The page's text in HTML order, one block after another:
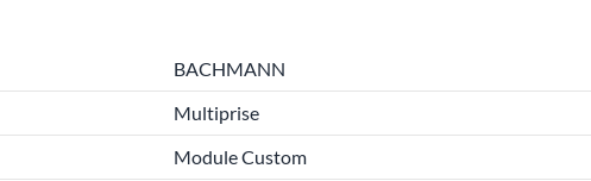
BACHMANN
Multiprise
Module Custom